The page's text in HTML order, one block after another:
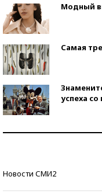
Модный
Самая
успеха
Новости СМИ2